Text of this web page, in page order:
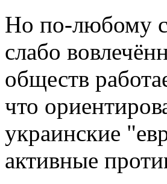
Но по-любому
слабо
обществ
что
украинские
активные